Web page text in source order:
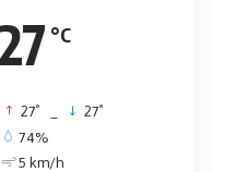
°C
27° 27°
74%
5 km/h